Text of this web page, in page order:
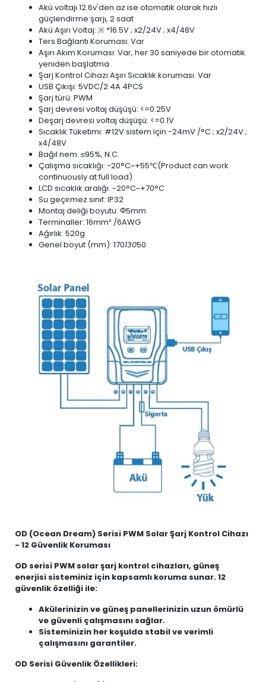
Akü voltajı 12.6v'den az ise otomatik olarak hızlı
güçlendirme şarjı, 2 saat
Akü Aşırı Voltaj: ※ *16.5V ; x2/24V ; x4/48V
Ters Bağlantı Koruması: Var
Aşırı Akım Koruması: Var, her 30 saniyede bir otomatik
yeniden başlatma
Şarj Kontrol Cihazı Aşırı Sıcaklık koruması: Var
USB Çıkışı: 5VDC/2.4A 4PCS
Şarj türü: PWM
Şarj devresi voltaj düşüşü: <=0.25V
Deşarj devresi voltaj düşüşü: <=0.1V
Sıcaklık Tüketimi: #12V sistem için:-24mV /°C ; x2/24V ;
x4/48V
Bağıl nem: ≤95%, N.C.
Çalışma sıcaklığı: -20°C~+55℃(Product can work
continuously at full load)
LCD sıcaklık aralığı: -20°C~+70°C
Su geçirmez sınıf: IP32
Montaj deliği boyutu: Φ5mm
Terminaller: 16mm² /6AWG
Ağırlık: 520g
Genel boyut (mm): 17013050
OD (Ocean Dream) Serisi PWM Solar Şarj Kontrol Cihazı
- 12 Güvenlik Koruması
OD serisi PWM solar şarj kontrol cihazları, güneş
enerjisi sisteminiz için kapsamlı koruma sunar. 12
güvenlik özelliği ile:
Akülerinizin ve güneş panellerinizin uzun ömürlü
ve güvenli çalışmasını sağlar.
Sisteminizin her koşulda stabil ve verimli
çalışmasını garantiler.
OD Serisi Güvenlik Özellikleri: